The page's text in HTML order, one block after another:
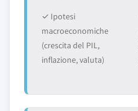
✓ Ipotesi
macroeconomiche
(crescita del PIL,
inflazione, valuta)